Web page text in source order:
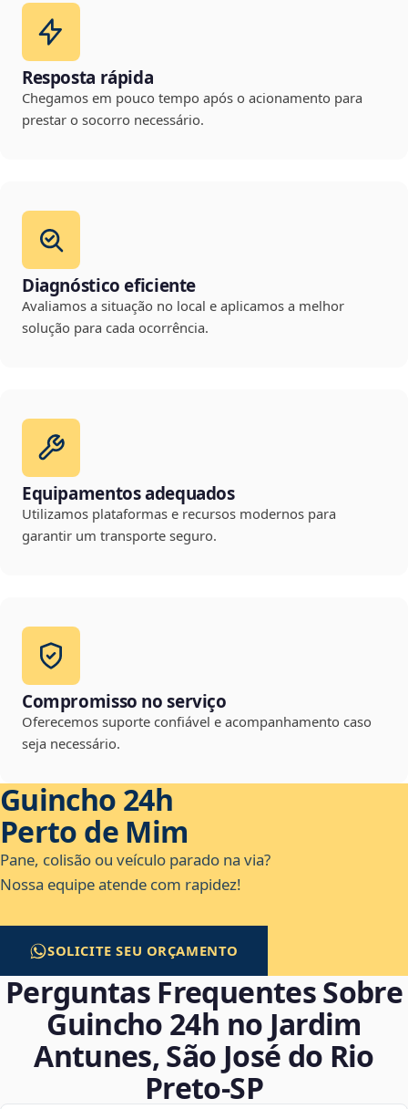
Resposta rápida
Chegamos em pouco tempo após o acionamento para
prestar o socorro necessário.
Diagnóstico eficiente
Avaliamos a situação no local e aplicamos a melhor
solução para cada ocorrência.
Equipamentos adequados
Utilizamos plataformas e recursos modernos para
garantir um transporte seguro.
Compromisso no serviço
Oferecemos suporte confiável e acompanhamento caso
seja necessário.
Guincho 24h
Perto de Mim
Pane, colisão ou veículo parado na via?
Nossa equipe atende com rapidez!
SOLICITE SEU ORÇAMENTO
Perguntas Frequentes Sobre
Guincho 24h no Jardim
Antunes, São José do Rio
Preto‑SP